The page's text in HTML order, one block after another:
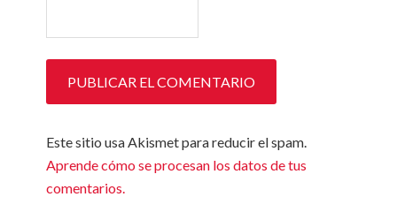
Este sitio usa Akismet para reducir el spam.
Aprende cómo se procesan los datos de tus
comentarios.